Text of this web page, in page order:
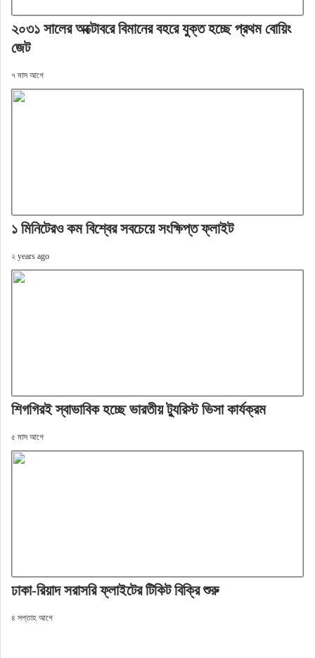
২০৩১ সালের অক্টোবরে বিমানের বহরে যুক্ত হচ্ছে প্রথম বোয়িং
জেট
৭ মাস আগে
১ মিনিটেরও কম বিশ্বের সবচেয়ে সংক্ষিপ্ত ফ্লাইট
২ years ago
শিগগিরই স্বাভাবিক হচ্ছে ভারতীয় ট্যুরিস্ট ভিসা কার্যক্রম
৫ মাস আগে
ঢাকা-রিয়াদ সরাসরি ফ্লাইটের টিকিট বিক্রি শুরু
৪ সপ্তাহ আগে